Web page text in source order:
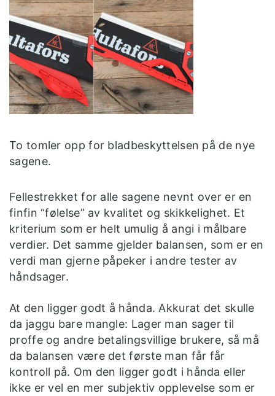
To tomler opp for bladbeskyttelsen på de nye
sagene.
Fellestrekket for alle sagene nevnt over er en
finfin “følelse” av kvalitet og skikkelighet. Et
kriterium som er helt umulig å angi i målbare
verdier. Det samme gjelder balansen, som er en
verdi man gjerne påpeker i andre tester av
håndsager.
At den ligger godt å hånda. Akkurat det skulle
da jaggu bare mangle: Lager man sager til
proffe og andre betalingsvillige brukere, så må
da balansen være det første man får får
kontroll på. Om den ligger godt i hånda eller
ikke er vel en mer subjektiv opplevelse som er